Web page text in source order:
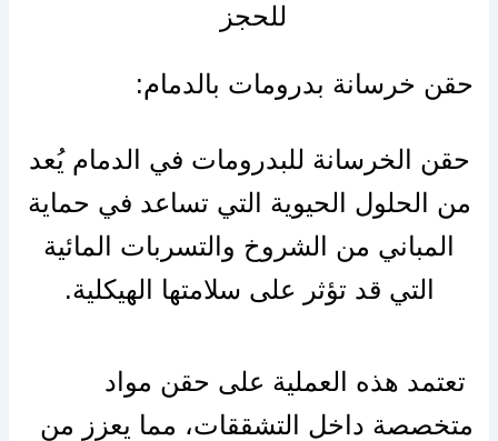
للحجز
حقن خرسانة بدرومات بالدمام:
حقن الخرسانة للبدرومات في الدمام يُعد
من الحلول الحيوية التي تساعد في حماية
المباني من الشروخ والتسربات المائية
التي قد تؤثر على سلامتها الهيكلية.
تعتمد هذه العملية على حقن مواد
متخصصة داخل التشققات، مما يعزز من